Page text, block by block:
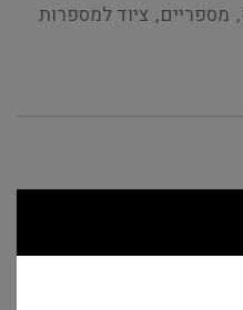
, מספריים, ציוד למספרות